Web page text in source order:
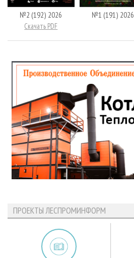
№2 (192) 2026
Скачать PDF
№1 (191) 2026
ПРОЕКТЫ ЛЕСПРОМИНФОРМ